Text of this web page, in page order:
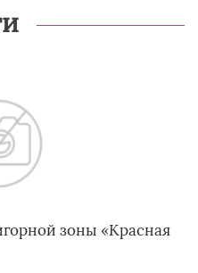
зоны «Красная